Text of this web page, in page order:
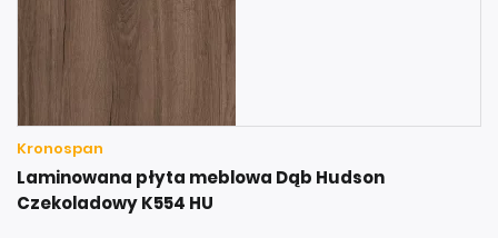
Kronospan
Laminowana płyta meblowa Dąb Hudson
Czekoladowy K554 HU